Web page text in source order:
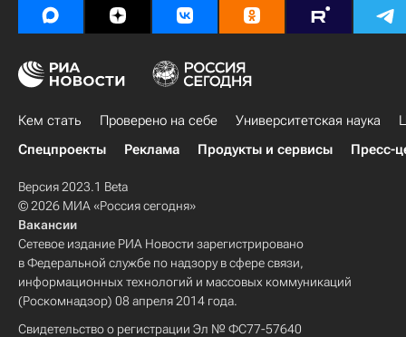
Кем стать Проверено на себе Университетская наука
Спецпроекты
Реклама Продукты и сервисы Пресс-
Версия 2023.1 Beta
© 2026 МИА «Россия сегодня»
Вакансии
Сетевое издание РИА Новости зарегистрировано
в Федеральной службе по надзору в сфере связи,
информационных технологий и массовых коммуникаций
(Роскомнадзор) 08 апреля 2014 года.
Свидетельство о регистрации Эл № ФС77-57640